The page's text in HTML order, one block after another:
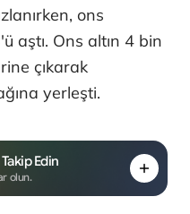
ons
aştı. Ons altın 4 bin
çıkarak
yerleşti.
Edin
olun.